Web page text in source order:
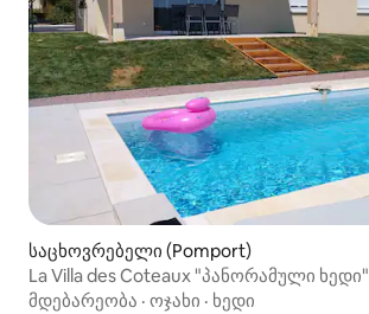
საცხოვრებელი (Pomport)
La Villa des Coteaux "პანორამული ხედი"
მდებარეობა · ოჯახი · ხედი